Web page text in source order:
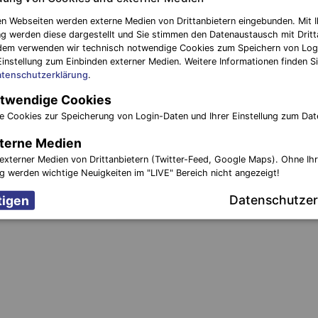
Webseiten werden externe Medien von Drittanbietern eingebunden. Mit
werden diese dargestellt und Sie stimmen den Datenaustausch mit
verwenden wir technisch notwendige Cookies zum Speichern von
zum Einbinden externer Medien. Weitere Informationen finden
.
Cookies
Cookies zur Speicherung von Login-Daten und Ihrer Einstellung zum
Medien
Medien von Drittanbietern (Twitter-Feed, Google Maps). Ohne
werden wichtige Neuigkeiten im "LIVE" Bereich nicht angezeigt!